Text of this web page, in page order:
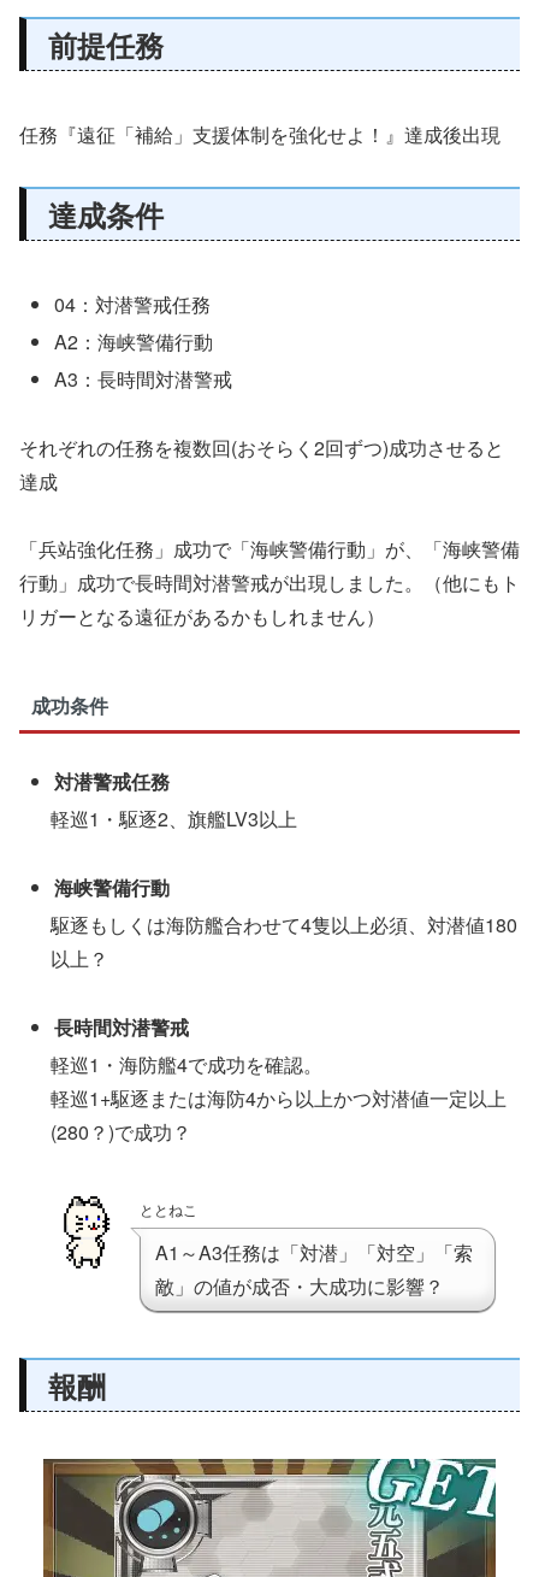
前提任務
任務『遠征「補給」支援体制を強化せよ！』達成後出現
達成条件
04：対潜警戒任務
A2：海峡警備行動
A3：長時間対潜警戒
それぞれの任務を複数回(おそらく2回ずつ)成功させると
達成
「兵站強化任務」成功で「海峡警備行動」が、「海峡警備
行動」成功で長時間対潜警戒が出現しました。（他にもト
リガーとなる遠征があるかもしれません）
成功条件
対潜警戒任務
軽巡1・駆逐2、旗艦LV3以上
海峡警備行動
駆逐もしくは海防艦合わせて4隻以上必須、対潜値180
以上？
長時間対潜警戒
軽巡1・海防艦4で成功を確認。
軽巡1+駆逐または海防4から以上かつ対潜値一定以上
(280？)で成功？
ととねこ
A1～A3任務は「対潜」「対空」「索
敵」の値が成否・大成功に影響？
報酬